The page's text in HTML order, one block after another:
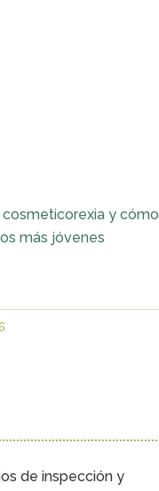
cosmeticorexia y cómo
más jóvenes
de inspección y